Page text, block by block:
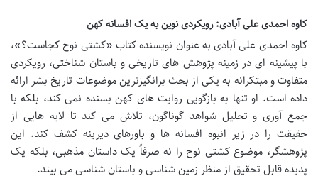
کاوه احمدی علی آبادی: رویکردی نوین به یک افسانه کهن
کاوه احمدی علی آبادی به عنوان نویسنده کتاب «کشتی نوح کجاست؟»،
با پیشینه ای در زمینه پژوهش های تاریخی و باستان شناختی، رویکردی
متفاوت و مبتکرانه به یکی از بحث برانگیزترین موضوعات تاریخ بشر ارائه
داده است. او تنها به بازگویی روایت های کهن بسنده نمی کند، بلکه با
جمع آوری و تحلیل شواهد گوناگون، تلاش می کند تا لایه هایی از
حقیقت را در زیر انبوه افسانه ها و باورهای دیرینه کشف کند. این
پژوهشگر، موضوع کشتی نوح را نه صرفاً یک داستان مذهبی، بلکه یک
پدیده قابل تحقیق از منظر زمین شناسی و باستان شناسی می بیند.